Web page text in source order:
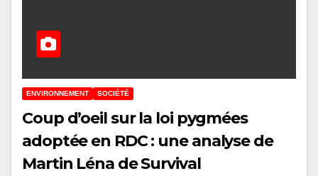
ENVIRONNEMENT SOCIÉTÉ
Coup d’oeil sur la loi pygmées
adoptée en RDC : une analyse de
Martin Léna de Survival